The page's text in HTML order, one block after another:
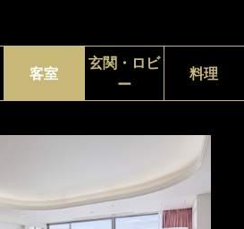
客室
玄関・ロビ
ー
料理